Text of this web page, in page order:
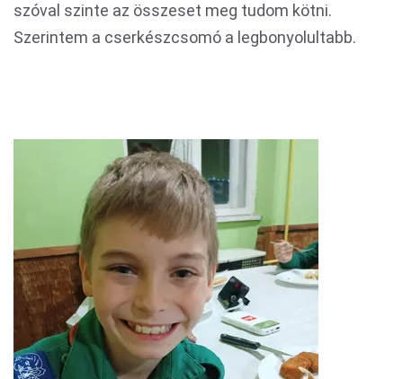
szóval szinte az összeset meg tudom kötni.
Szerintem a cserkészcsomó a legbonyolultabb.